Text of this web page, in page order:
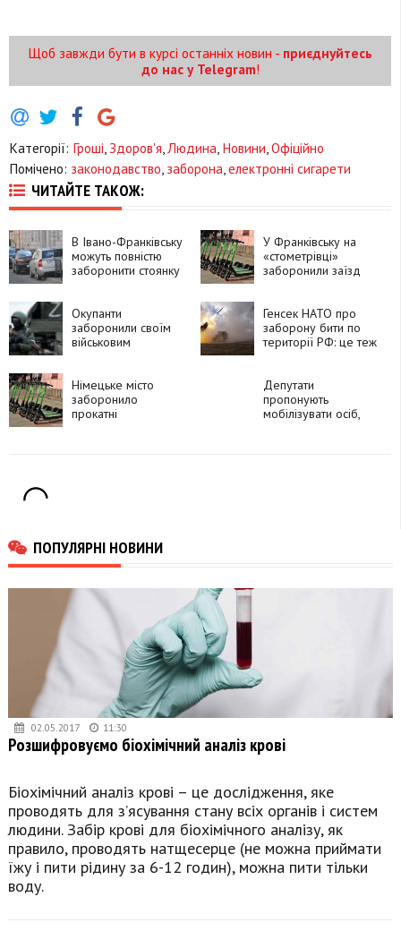
Щоб завжди бути в курсі останніх новин - приєднуйтесь
до нас у Telegram!
Категорії: Гроші Здоров'я Людина Новини Офіційно
Помічено: законодавство заборона електронні сигарети
ЧИТАЙТЕ ТАКОЖ:
В Івано-Франківську
можуть повністю
заборонити стоянку
У Франківську на
«стометрівці»
заборонили заїзд
велосипедів
Окупанти
заборонили своїм
військовим
Генсек НАТО про
заборону бити по
території РФ: це теж
зв'язаними руками
Німецьке місто
заборонило
прокатні
Депутати
пропонують
мобілізувати осіб,
ПОПУЛЯРНІ НОВИНИ
02.05.2017 11:30
Розшифровуємо біохімічний аналіз крові
Біохімічний аналіз крові – це дослідження, яке
проводять для з’ясування стану всіх органів і систем
людини. Забір крові для біохімічного аналізу, як
правило, проводять натщесерце (не можна приймати
їжу і пити рідину за 6-12 годин), можна пити тільки
воду.